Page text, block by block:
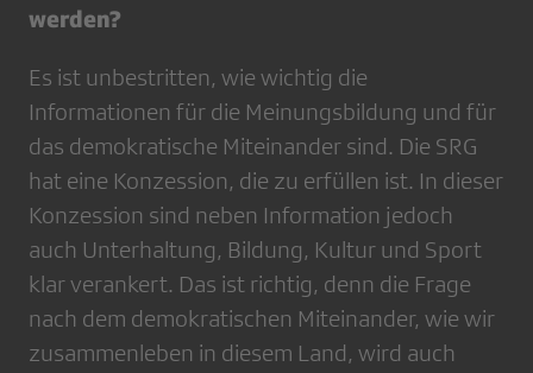
werden?
Es ist unbestritten, wie wichtig die
Informationen für die Meinungsbildung und für
das demokratische Miteinander sind. Die SRG
hat eine Konzession, die zu erfüllen ist. In dieser
Konzession sind neben Information jedoch
auch Unterhaltung, Bildung, Kultur und Sport
klar verankert. Das ist richtig, denn die Frage
nach dem demokratischen Miteinander, wie wir
zusammenleben in diesem Land, wird auch